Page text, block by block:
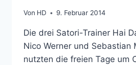
Von HD 9. Februar 2014
Die drei Satori-Trainer Hai
Nico Werner und Sebastian
nutzten die freien Tage um